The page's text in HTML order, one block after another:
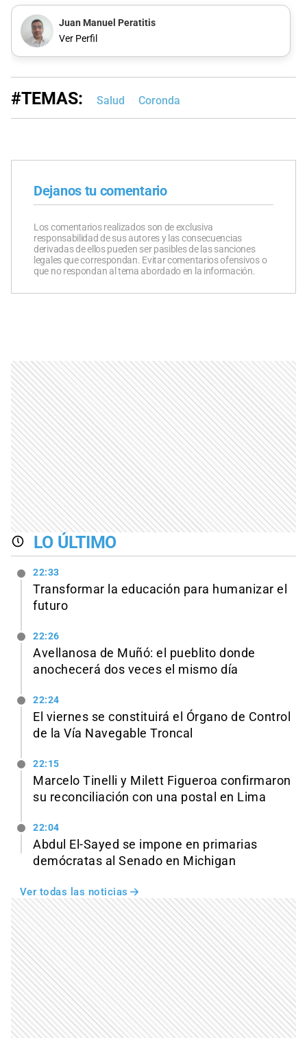
Juan Manuel Peratitis
Ver Perfil
#TEMAS: Salud Coronda
Dejanos tu comentario
Los comentarios realizados son de exclusiva
responsabilidad de sus autores y las consecuencias
derivadas de ellos pueden ser pasibles de las sanciones
legales que correspondan. Evitar comentarios ofensivos o
que no respondan al tema abordado en la información.
LO ÚLTIMO
22:33
Transformar la educación para humanizar el
futuro
22:26
Avellanosa de Muñó: el pueblito donde
anochecerá dos veces el mismo día
22:24
El viernes se constituirá el Órgano de Control
de la Vía Navegable Troncal
22:15
Marcelo Tinelli y Milett Figueroa confirmaron
su reconciliación con una postal en Lima
22:04
Abdul El-Sayed se impone en primarias
demócratas al Senado en Michigan
Ver todas las noticias